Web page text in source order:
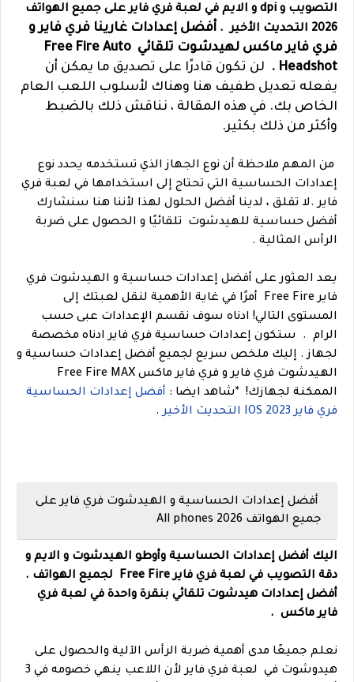
التصويب و dpi و الايم في لعبة فري فاير على جميع ال
هواتف
2026 التحديث الأخير .
أفضل إعدادات غارينا فري فاير و
فري فاير ماكس لهيدشوت تلقائي Free Fire Auto
Headshot .
لن تكون قادرًا على تصديق ما يمكن أن
يفعله تعديل طفيف هنا وهناك لأسلوب اللعب العام
الخاص بك. في هذه المقالة ، نناقش ذلك بالضبط
وأكثر من ذلك بكثير.
من المهم ملاحظة أن نوع الجهاز الذي تستخدمه يحدد نوع
إعدادات الحساسية التي تحتاج إلى استخدامها في لعبة فري
فاير .لا تقلق ، لدينا أفضل الحلول لهذا لأننا هنا سنشارك
أفضل حساسية للهيدشوت تلقائيًا و الحصول على ضربة
الرأس المثالية .
يعد العثور على أفضل إعدادات حساسية و الهيدشوت فري
فاير Free Fire أمرًا في غاية الأهمية لنقل لعبتك إلى
المستوى التالي! ادناه سوف نقسم الإعدادات عبى حسب
الرام .
ستكون إعدادات حساسية فري فاير ادناه مخصصة
لجهاز . إليك ملخص سريع لجميع أفضل إعدادات حساسية و
الهيدشوت فري فاير و فري فاير ماكس Free Fire MAX
الممكنة لجهازك! *شاهد ايضا : أفضل إعدادات الحساسية
فري فاير 2023 IOS التحديث الأخير
.
أفضل إعدادات الحساسية و الهيدشوت فري فاير على
جميع الهواتف 2026 All phones
اليك أفضل إعدادات الحساسية وأوطو الهيدشوت و الايم و
دقة التصويب في لعبة فري فاير Free Fire لجميع الهواتف .
أفضل إعدادات هيدشوت تلقائي بنقرة واحدة في لعبة فري
فاير ماكس .
نعلم جميعًا مدى أهمية ضربة الرأس الآلية والحصول على
هيدوشوت في لعبة فري فاير لأن اللاعب ينهي خصومه في 3